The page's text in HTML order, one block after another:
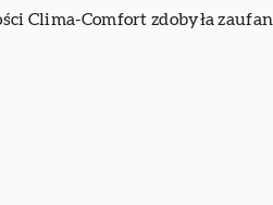
Clima-Comfort zdobyła